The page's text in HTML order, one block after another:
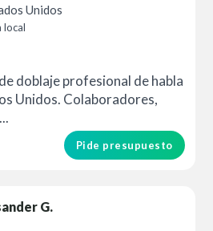
Unidos
local
doblaje profesional de habla
Unidos. Colaboradores,
Pide presupuesto
G.